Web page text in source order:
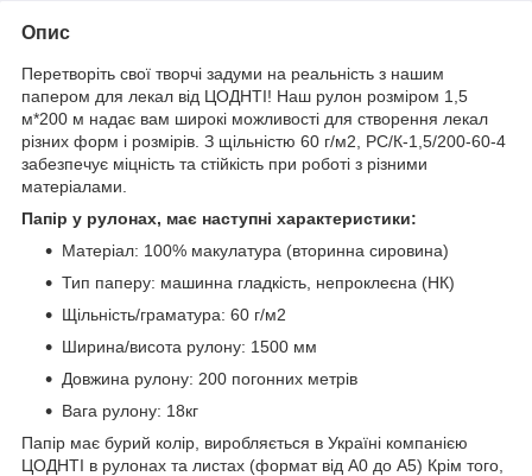
Опис
Перетворіть свої творчі задуми на реальність з нашим
папером для лекал від ЦОДНТІ! Наш рулон розміром 1,5
м*200 м надає вам широкі можливості для створення лекал
різних форм і розмірів. З щільністю 60 г/м2, PС/К-1,5/200-60-4
забезпечує міцність та стійкість при роботі з різними
матеріалами.
Папір у рулонах, має наступні характеристики:
Матеріал: 100% макулатура (вторинна сировина)
Тип паперу: машинна гладкість, непроклеєна (НК)
Щільність/граматура: 60 г/м2
Ширина/висота рулону: 1500 мм
Довжина рулону: 200 погонних метрів
Вага рулону: 18кг
Папір має бурий колір, виробляється в Україні компанією
ЦОДНТІ в рулонах та листах (формат від А0 до А5) Крім того,